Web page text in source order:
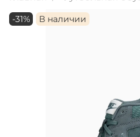
-31% В наличии